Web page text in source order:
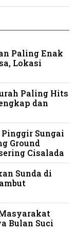
Paling Enak
Lokasi
Paling Hits
dan
Sungai
Ground
Cisalada
Sunda di
Bulan Suci